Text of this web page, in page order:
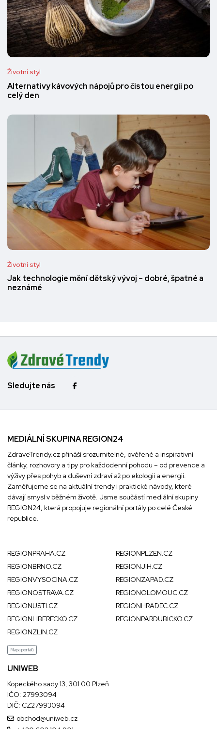
Životní styl
Alternativy kávových nápojů pro čistou energii po
celý den
Životní styl
Jak technologie mění dětský vývoj – dobré, špatné a
neznámé
Sledujte nás
MEDIÁLNÍ SKUPINA REGION24
ZdraveTrendy.cz přináší srozumitelné, ověřené a inspirativní
články, rozhovory a tipy pro každodenní pohodu – od prevence a
výživy přes pohyb a duševní zdraví až po ekologii a energii.
Zaměřujeme se na aktuální trendy i praktické návody, které
dávají smysl v běžném životě. Jsme součástí mediální skupiny
REGION24, která propojuje regionální portály po celé České
republice.
REGIONPRAHA.CZ
REGIONPLZEN.CZ
REGIONBRNO.CZ
REGIONJIH.CZ
REGIONVYSOCINA.CZ
REGIONZAPAD.CZ
REGIONOSTRAVA.CZ
REGIONOLOMOUC.CZ
REGIONUSTI.CZ
REGIONHRADEC.CZ
REGIONLIBERECKO.CZ
REGIONPARDUBICKO.CZ
REGIONZLIN.CZ
Mapa portálů
UNIWEB
Kopeckého sady 13, 301 00 Plzeň
IČO: 27993094
DIČ: CZ27993094
obchod@uniweb.cz